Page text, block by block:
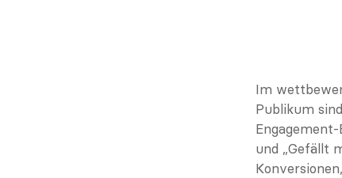
Im
Publikum sind
und „Gefällt